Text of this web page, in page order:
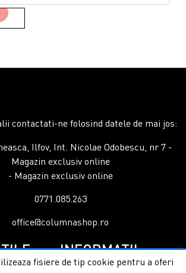
contactati-ne folosind datele de mai jos:
Ilfov, Int. Nicolae Odobescu, nr 7 -
Magazin exclusiv online
- Magazin exclusiv online
0771.085.263
office@columnashop.ro
INFORMATII
fisiere de tip cookie pentru a oferi